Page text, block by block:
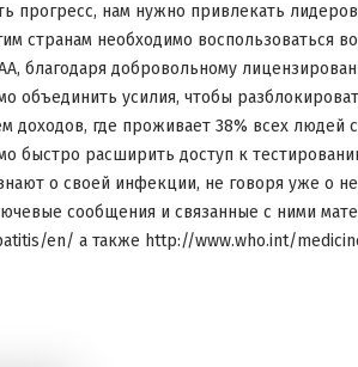
прогресс, нам нужно привлекать
странам необходимо воспользоваться
благодаря добровольному
объединить усилия, чтобы
доходов, где проживает 38% всех людей
быстро расширить доступ к
о своей инфекции, не говоря уже о
сообщения и связанные с ними
en/ а также http://www.who.int/